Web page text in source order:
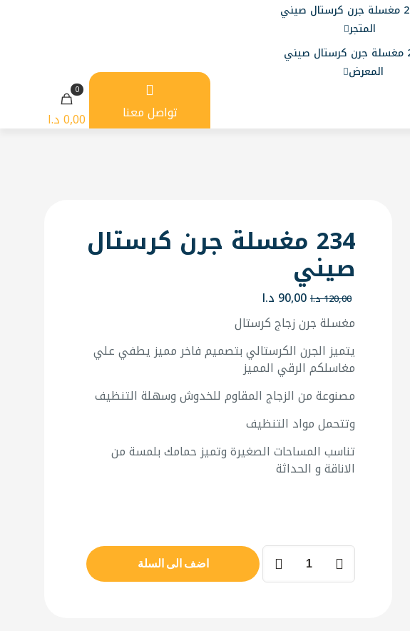
المتجر
المعرض
تواصل معنا
0
0,00 د.ا
234 مغسلة جرن كرستال
صيني
120,00د.ا السعر
الأصلي
هو:
120,00 د.ا.
90,00 د.ا
الحالي
هو:
90,00 د.ا.
مغسلة جرن زجاج كرستال
يتميز الجرن الكرستالي بتصميم فاخر مميز يطفي علي
مغاسلكم الرقي المميز
مصنوعة من الزجاج المقاوم للخدوش وسهلة التنظيف
وتتحمل مواد التنظيف
تناسب المساحات الصغيرة وتميز حمامك بلمسة من
الاناقة و الحداثة
كمية
234
مغسلة
اضف الى السلة